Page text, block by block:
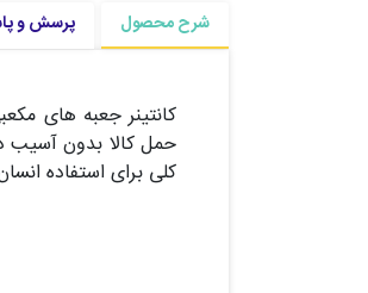
شرح محصول پرسش و
کانتینر جعبه های
حمل کالا بدون آسیب
کلی برای استفاده